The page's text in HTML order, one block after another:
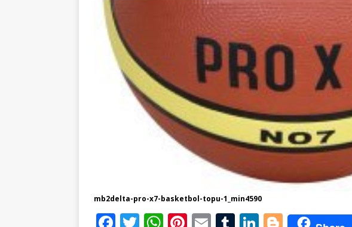
mb2delta-pro-x7-basketbol-topu-1_min4590